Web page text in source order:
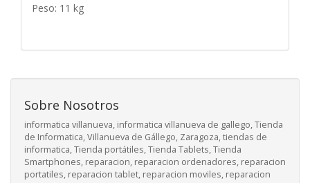
Peso: 11 kg
Sobre Nosotros
informatica villanueva, informatica villanueva de gallego, Tienda
de Informatica, Villanueva de Gállego, Zaragoza, tiendas de
informatica, Tienda portátiles, Tienda Tablets, Tienda
Smartphones, reparacion, reparacion ordenadores, reparacion
portatiles, reparacion tablet, reparacion moviles, reparacion